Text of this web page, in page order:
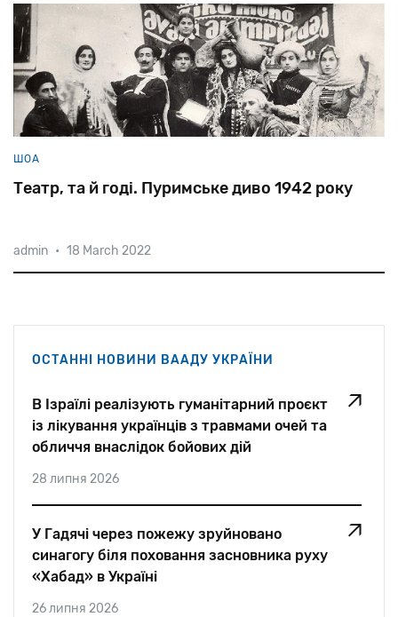
ШОА
Театр, та й годі. Пуримське диво 1942 року
admin • 18 March 2022
ОСТАННІ НОВИНИ ВААДУ УКРАЇНИ
В Ізраїлі реалізують гуманітарний проєкт
із лікування українців з травмами очей та
обличчя внаслідок бойових дій
28 липня 2026
У Гадячі через пожежу зруйновано
синагогу біля поховання засновника руху
«Хабад» в Україні
26 липня 2026